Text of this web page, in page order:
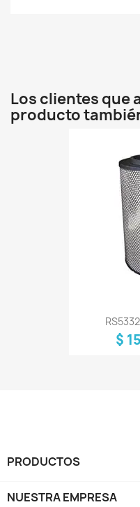
Los clientes que
producto
$
PRODUCTOS
NUESTRA EMPRESA